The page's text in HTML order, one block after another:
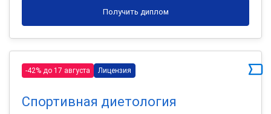
Получить диплом
-42% до 17 августа Лицензия
Спортивная диетология